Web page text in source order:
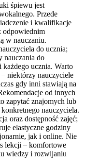
śpiewu jest
Przede
i kwalifikacje
odpowiednim
w nauczaniu.
do ucznia;
nauczania do
ucznia. Warto
niektórzy nauczyciele
gdy inni stawiają na
od innych
zapytać znajomych lub
nauczyciela.
oraz dostępność zajęć;
elastyczne godziny
jak i online. Nie
lekcji – komfortowe
wiedzy i rozwijaniu